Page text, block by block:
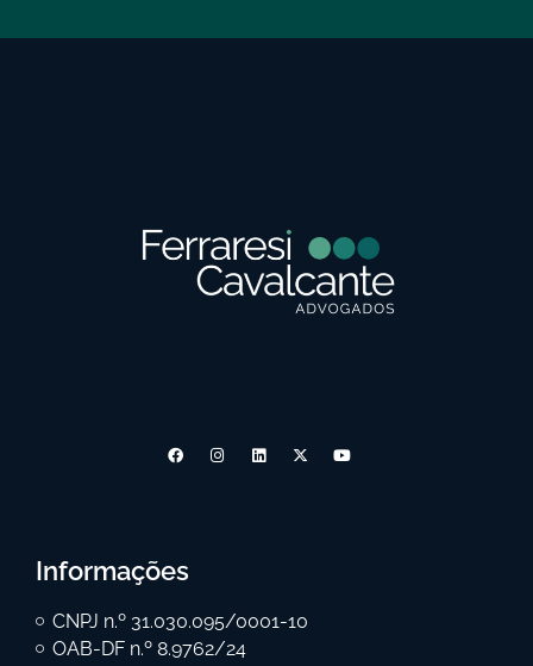
Informações
CNPJ n.º 31.030.095/0001-10
OAB-DF n.º 8.9762/24